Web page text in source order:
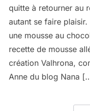
quitte à retourner au
autant se faire
une mousse au
recette de mousse
création Valhrona,
Anne du blog Nana